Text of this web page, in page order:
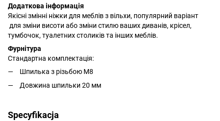
Додаткова інформація
Якісні змінні ніжки для меблів з вільхи, популярний варіант
для зміни висоти або зміни стилю ваших диванів, крісел,
тумбочок, туалетних столиків та інших меблів.
Фурнітура
Стандартна комплектація:
Шпилька з різьбою М8
Довжина шпильки 20 мм
Specyfikacja